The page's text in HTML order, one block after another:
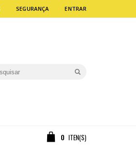
SEGURANÇA ENTRAR
0 ITEN(S)